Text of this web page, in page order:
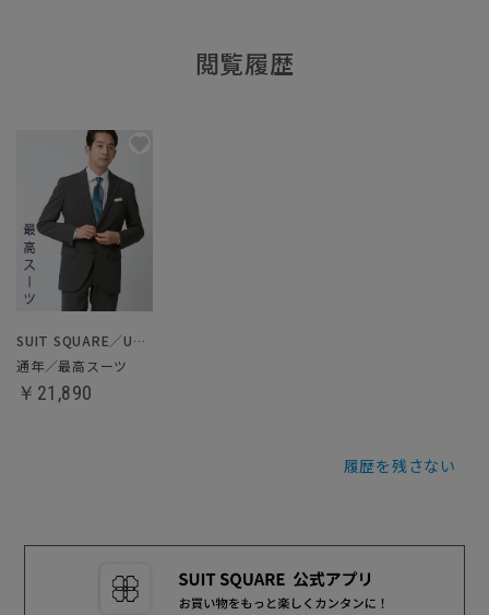
閲覧履歴
SUIT SQUARE／UNIVERSAL LANGUAGE
通年／最高スーツ
￥21,890
履歴を残さない